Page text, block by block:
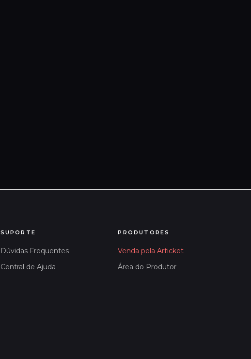
SUPORTE
Dúvidas Frequentes
Central de Ajuda
PRODUTORES
Venda pela Articket
Área do Produtor